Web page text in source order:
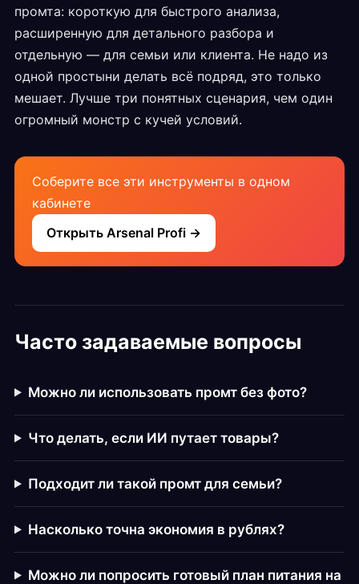
промта: короткую для быстрого анализа,
расширенную для детального разбора и
отдельную — для семьи или клиента. Не надо из
одной простыни делать всё подряд, это только
мешает. Лучше три понятных сценария, чем один
огромный монстр с кучей условий.
Соберите все эти инструменты в одном
кабинете
Открыть Arsenal Profi →
Часто задаваемые вопросы
Можно ли использовать промт без фото?
Что делать, если ИИ путает товары?
Подходит ли такой промт для семьи?
Насколько точна экономия в рублях?
Можно ли попросить готовый план питания на